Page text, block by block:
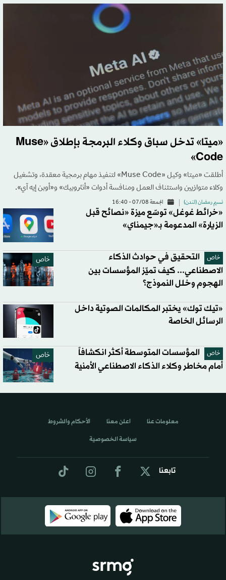
«ميتا» تدخل سباق وكلاء البرمجة بإطلاق «Muse
Code»
أطلقت «ميتا» وكيل «Muse Code» لتنفيذ مهام برمجية معقدة، وتشغيل
وكلاء متوازيين واستئناف العمل ومنافسة أدوات «أنثروبيك» و«أوبن إيه آي».
نسيم رمضان (لندن) الجمعة 07/08 - 16:40
«خرائط غوغل» توسّع ميزة «نصائح قبل
الزيارة» المدعومة بـ«جيمناي»
خاص خاص
التحقيق في حوادث الذكاء
الاصطناعي... كيف تميّز المؤسسات بين
الهجوم وخلل النموذج؟
«تيك توك» يختبر المكالمات الصوتية داخل
الرسائل الخاصة
خاص خاص
المؤسسات المتوسطة أكثر انكشافاً
أمام مخاطر وكلاء الذكاء الاصطناعي الأمنية
تابعنا
معلومات عنا اعلن معنا الأحكام والشروط
سياسة الخصوصية